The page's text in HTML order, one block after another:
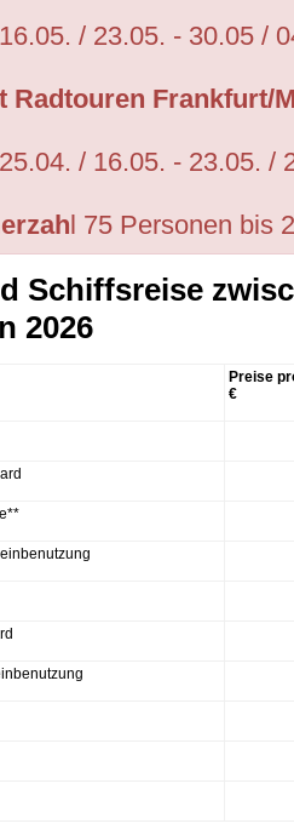
/ 23.05. - 30.05 /
Radtouren Frankfurt/
/ 16.05. - 23.05. /
l 75 Personen bis
Schiffsreise
2026
Preise
€